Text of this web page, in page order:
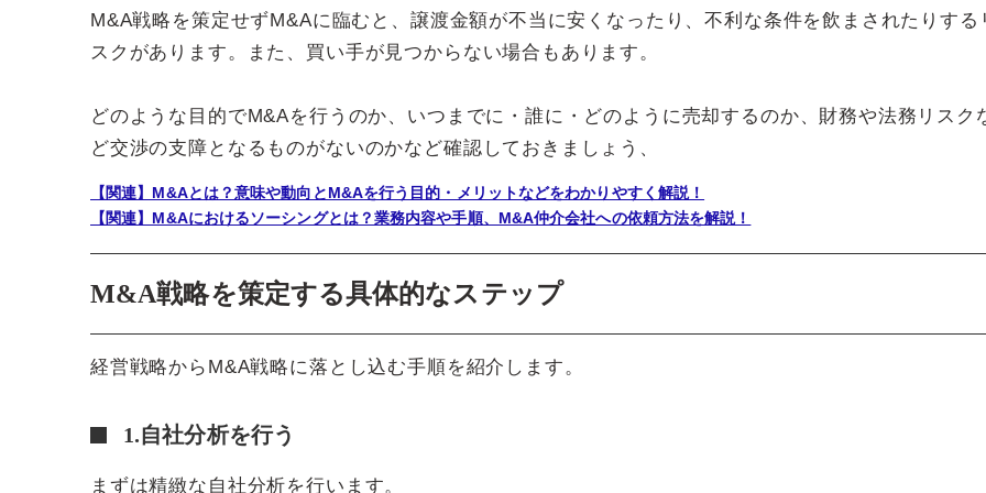
M&A戦略を策定せずM&Aに臨むと、譲渡金額が不当に安くなったり、不利な条件を飲まされたりする
スクがあります。また、買い手が見つからない場合もあります。
どのような目的でM&Aを行うのか、いつまでに・誰に・どのように売却するのか、財務や法務リスク
ど交渉の支障となるものがないのかなど確認しておきましょう、
【関連】M&Aとは？意味や動向とM&Aを行う目的・メリットなどをわかりやすく解説！
【関連】M&Aにおけるソーシングとは？業務内容や手順、M&A仲介会社への依頼方法を解説！
M&A戦略を策定する具体的なステップ
経営戦略からM&A戦略に落とし込む手順を紹介します。
1.自社分析を行う
まずは精緻な自社分析を行います。